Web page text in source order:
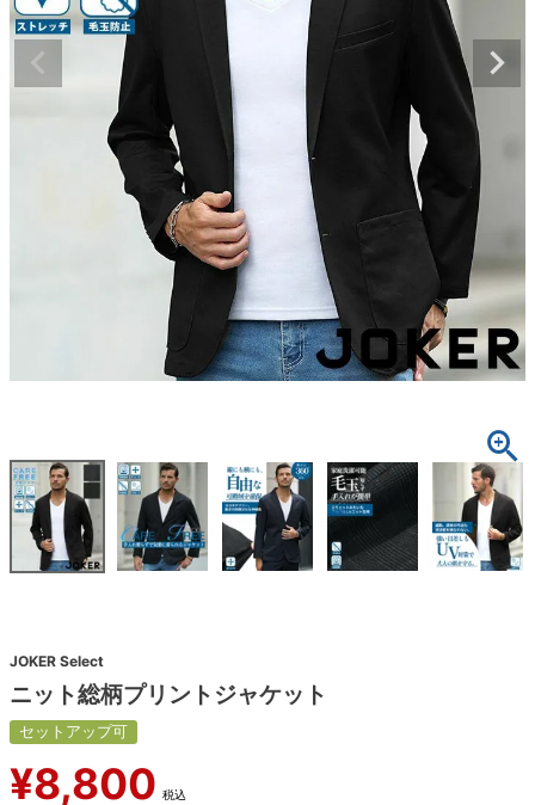
JOKER Select
ニット総柄プリントジャケット
セットアップ可
¥8,800 税込